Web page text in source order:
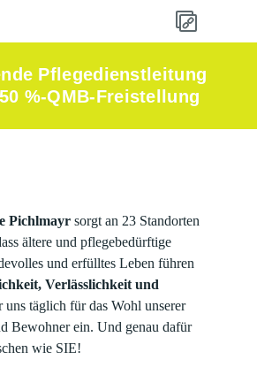
Pflegedienstleitung
%-QMB-Freistellung
Pichlmayr sorgt an 23 Standorten
ältere und pflegebedürftige
und erfülltes Leben führen
Verlässlichkeit und
uns täglich für das Wohl unserer
Bewohner ein. Und genau dafür
wie SIE!